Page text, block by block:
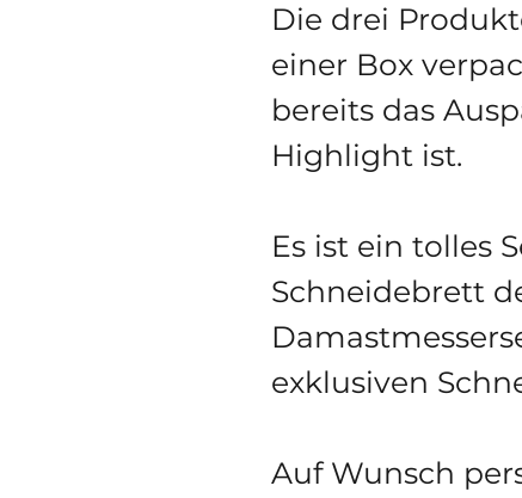
Die drei
einer Box
bereits das
Highlight ist.
Es ist ein tolles
Schneidebrett
exklusiven
Auf Wunsch